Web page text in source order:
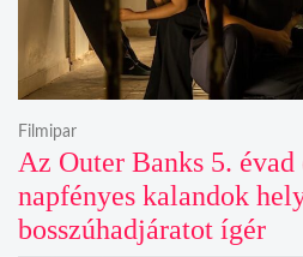
Az Outer Banks 5. évad
napfényes kalandok
bosszúhadjáratot ígér
Filmipar